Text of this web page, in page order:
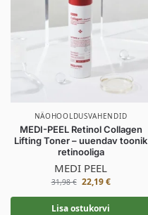
NÄOHOOLDUSVAHENDID
MEDI-PEEL Retinol Collagen
Lifting Toner – uuendav toonik
retinooliga
MEDI PEEL
31,98€ 22,19€
Lisa ostukorvi